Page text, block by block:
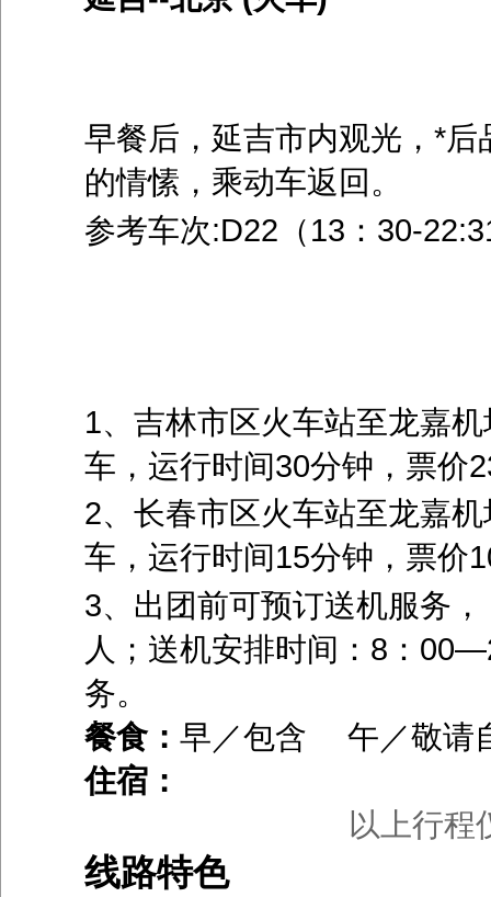
早餐后，延吉市内观光，*
的情愫，乘动车返回。
参考车次:D22（13：30-
1、吉林市区火车站至龙嘉机
车，运行时间30分钟，票价
2、长春市区火车站至龙嘉机
车，运行时间15分钟，票价
3、出团前可预订送机服务，
人；送机安排时间： 8 ： 00—
务。
餐食： 早／包含 午／敬
住宿：
以上行程
线路特色